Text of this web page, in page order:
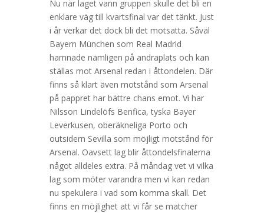
Nu när laget vann gruppen skulle det bli en
enklare väg till kvartsfinal var det tänkt. Just
i år verkar det dock bli det motsatta. Såväl
Bayern München som Real Madrid
hamnade nämligen på andraplats och kan
ställas mot Arsenal redan i åttondelen. Där
finns så klart även motstånd som Arsenal
på pappret har bättre chans emot. Vi har
Nilsson Lindelöfs Benfica, tyska Bayer
Leverkusen, oberäkneliga Porto och
outsidern Sevilla som möjligt motstånd för
Arsenal. Oavsett lag blir åttondelsfinalerna
något alldeles extra. På måndag vet vi vilka
lag som möter varandra men vi kan redan
nu spekulera i vad som komma skall. Det
finns en möjlighet att vi får se matcher